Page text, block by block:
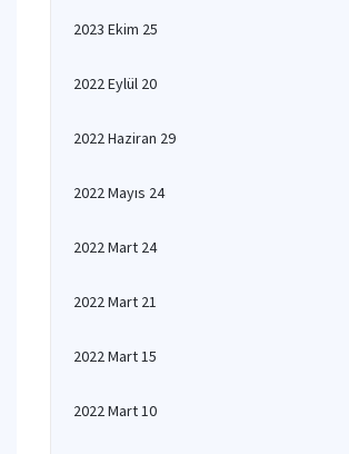
2023 Ekim 25
2022 Eylül 20
2022 Haziran 29
2022 Mayıs 24
2022 Mart 24
2022 Mart 21
2022 Mart 15
2022 Mart 10